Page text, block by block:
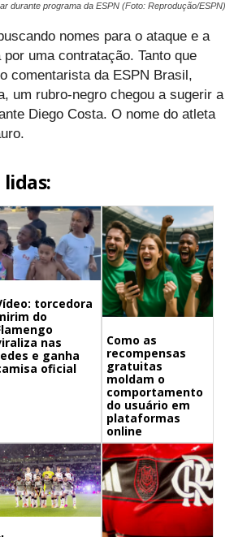
durante programa da ESPN (Foto: Reprodução/ESPN)
nomes para o ataque e a
uma contratação. Tanto que
comentarista da ESPN Brasil,
um rubro-negro chegou a sugerir a
Diego Costa. O nome do atleta
torcedora
do
nas
e ganha
oficial
Como as
recompensas
gratuitas
moldam o
comportamento
do usuário em
plataformas
online